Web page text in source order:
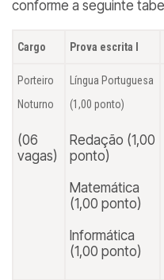
conforme a seguinte
Cargo Prova escrita I
Porteiro
Noturno
(06
vagas)
Língua Portuguesa
(1,00 ponto)
Redação (1,00
ponto)
Matemática
(1,00 ponto)
Informática
(1,00 ponto)